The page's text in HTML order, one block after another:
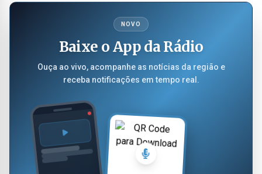
NOVO
Baixe o App da Rádio
Ouça ao vivo, acompanhe as notícias da região e
receba notificações em tempo real.